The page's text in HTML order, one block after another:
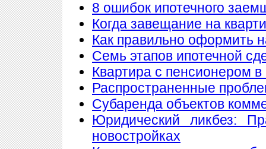
8 ошибок ипотечного
Когда завещание на
Как правильно оформить
Семь этапов ипотечной
Квартира с пенсионером в
Распространенные
Субаренда объектов
Юридический ликбез:
новостройках